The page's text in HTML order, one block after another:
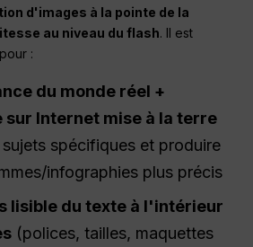
d'images à la pointe de la
au niveau du flash. Il est
:
du monde réel +
sur Internet mise à la terre
spécifiques et produire
infographies plus précis
lisible du texte à l'intérieur
(polices, tailles, maquettes